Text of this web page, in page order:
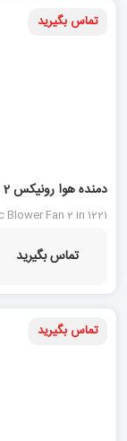
تماس بگیرید
40 %
دمنده هوا رونیکس 2 اینچ مدل 1221
Fan 2 in 1221
تماس بگیرید
تماس بگیرید